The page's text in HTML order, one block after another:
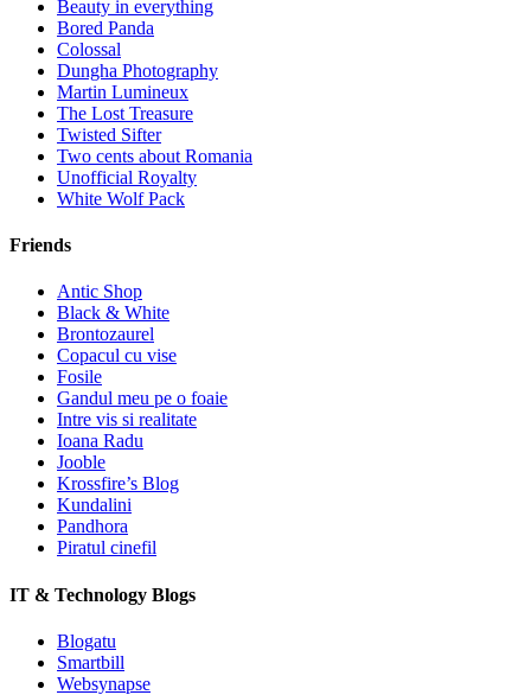
Beauty in everything
Bored Panda
Colossal
Dungha Photography
Martin Lumineux
The Lost Treasure
Twisted Sifter
Two cents about Romania
Unofficial Royalty
White Wolf Pack
Friends
Antic Shop
Black & White
Brontozaurel
Copacul cu vise
Fosile
Gandul meu pe o foaie
Intre vis si realitate
Ioana Radu
Jooble
Krossfire’s Blog
Kundalini
Pandhora
Piratul cinefil
IT & Technology Blogs
Blogatu
Smartbill
Websynapse